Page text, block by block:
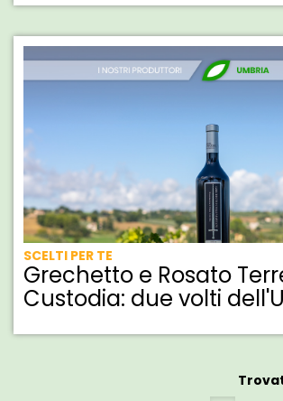
SCELTI PER TE
Grechetto e Rosato
Custodia: due volti